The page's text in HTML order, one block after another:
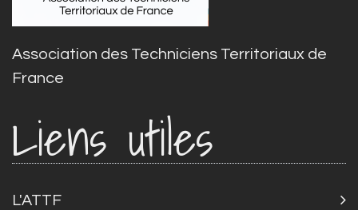
Association des Techniciens Territoriaux de
France
Liens utiles
L'ATTF